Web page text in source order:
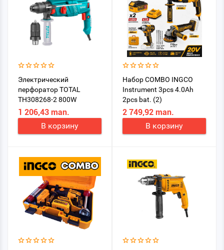
Электрический
перфоратор TOTAL
TH308268-2 800W
1 206,43 man.
В корзину
Набор COMBO INGCO
Instrument 3pcs 4.0Ah
2pcs bat. (2)
2 749,92 man.
В корзину